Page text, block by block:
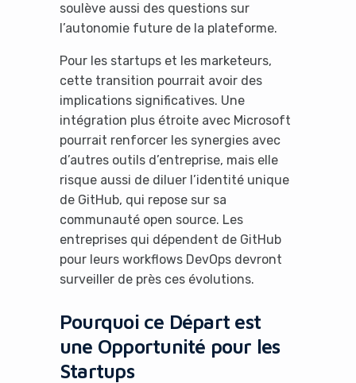
soulève aussi des questions sur
l’autonomie future de la plateforme.
Pour les startups et les marketeurs,
cette transition pourrait avoir des
implications significatives. Une
intégration plus étroite avec Microsoft
pourrait renforcer les synergies avec
d’autres outils d’entreprise, mais elle
risque aussi de diluer l’identité unique
de GitHub, qui repose sur sa
communauté open source. Les
entreprises qui dépendent de GitHub
pour leurs workflows DevOps devront
surveiller de près ces évolutions.
Pourquoi ce Départ est
une Opportunité pour les
Startups